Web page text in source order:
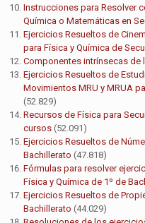
Instrucciones para Resolver
Química o Matemáticas en
Ejercicios Resueltos de
para Física y Química de
Componentes intrínsecas de
Ejercicios Resueltos de
Movimientos MRU y MRUA
(52.829)
Recursos de Física para
cursos (52.091)
Ejercicios Resueltos de
Bachillerato (47.818)
Fórmulas para resolver
Física y Química de 1º de
Ejercicios Resueltos de
Bachillerato (44.029)